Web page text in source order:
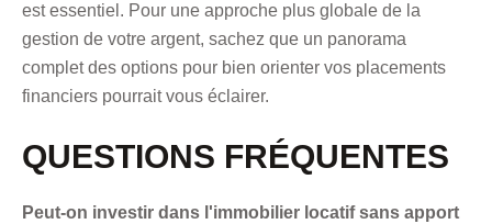
est essentiel. Pour une approche plus globale de la
gestion de votre argent, sachez que un panorama
complet des options pour bien orienter vos placements
financiers pourrait vous éclairer.
QUESTIONS FRÉQUENTES
Peut-on investir dans l'immobilier locatif sans apport